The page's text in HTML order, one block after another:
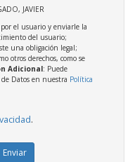
JAVIER
el usuario y enviarle la
del usuario;
una obligación legal;
otros derechos, como se
Adicional: Puede
Datos en nuestra Política
.
Enviar